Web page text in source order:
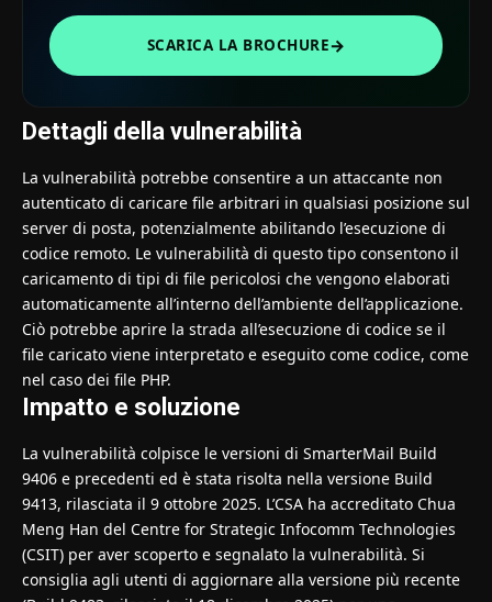
SCARICA LA BROCHURE→
Dettagli della vulnerabilità
La vulnerabilità potrebbe consentire a un attaccante non
autenticato di caricare file arbitrari in qualsiasi posizione sul
server di posta, potenzialmente abilitando l’esecuzione di
codice remoto. Le vulnerabilità di questo tipo consentono il
caricamento di tipi di file pericolosi che vengono elaborati
automaticamente all’interno dell’ambiente dell’applicazione.
Ciò potrebbe aprire la strada all’esecuzione di codice se il
file caricato viene interpretato e eseguito come codice, come
nel caso dei file PHP.
Impatto e soluzione
La vulnerabilità colpisce le versioni di SmarterMail Build
9406 e precedenti ed è stata risolta nella versione Build
9413, rilasciata il 9 ottobre 2025. L’CSA ha accreditato Chua
Meng Han del Centre for Strategic Infocomm Technologies
(CSIT) per aver scoperto e segnalato la vulnerabilità. Si
consiglia agli utenti di aggiornare alla versione più recente